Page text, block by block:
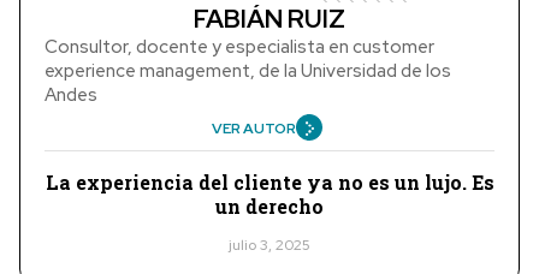
FABIÁN RUIZ
Consultor, docente y especialista en customer
experience management, de la Universidad de los
Andes
VER AUTOR
La experiencia del cliente ya no es un lujo. Es
un derecho
julio 3, 2025